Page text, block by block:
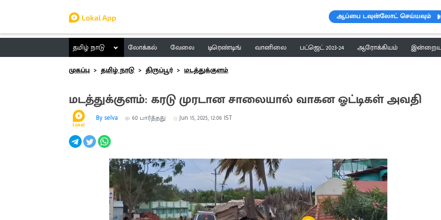
ஆப்பை டவுன்லோட் செய்யவும்
தமிழ் நாடு லோக்கல் வேலை டிரெண்டிங் வானிலை பட்ஜெட் 2023-24 ஆரோக்கியம் இன்றைய
முகப்பு
தமிழ் நாடு திருப்பூர் மடத்துக்குளம்
மடத்துக்குளம்: கரடு முரடான சாலையால் வாகன ஓட்டிகள் அவதி
By selva 60 பார்த்தது Jun 15, 2025, 12:06 IST